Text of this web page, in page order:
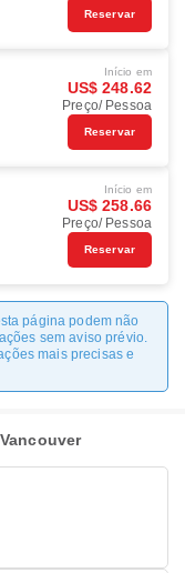
Reservar
Início em
US$ 248.62
Preço/ Pessoa
Reservar
Início em
US$ 258.66
Preço/ Pessoa
Reservar
página podem não
sem aviso prévio.
mais precisas e